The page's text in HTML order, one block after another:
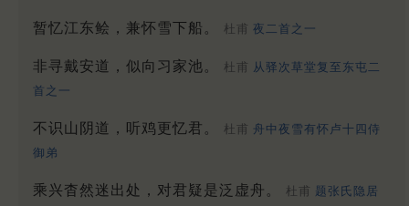
暂忆江东鲙，兼怀雪下船。 杜甫 夜二首之一
非寻戴安道，似向习家池。 杜甫 从驿次草堂复至东屯二
首之一
不识山阴道，听鸡更忆君。 杜甫 舟中夜雪有怀卢十四侍
御弟
乘兴杳然迷出处，对君疑是泛虚舟。 杜甫 题张氏隐居